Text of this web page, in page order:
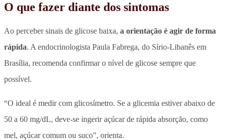
O que fazer diante dos sintomas
Ao perceber sinais de glicose baixa, a orientação é agir de forma
rápida. A endocrinologista Paula Fabrega, do Sírio-Libanês em
Brasília, recomenda confirmar o nível de glicose sempre que
possível.
“O ideal é medir com glicosímetro. Se a glicemia estiver abaixo de
50 a 60 mg/dL, deve-se ingerir açúcar de rápida absorção, como
mel, açúcar comum ou suco”, orienta.